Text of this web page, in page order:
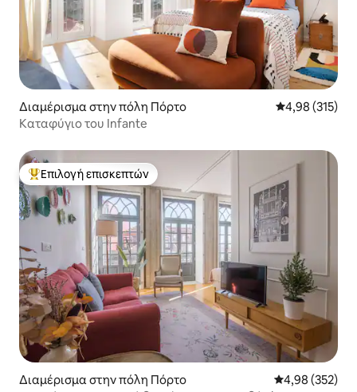
Διαμέρισμα στην πόλη Πόρτο Μέση
4,98 (315)
Καταφύγιο του Infante
Κορυφαία επιλογή επισκεπτών
Επιλογή επισκεπτών
Διαμέρισμα στην πόλη Πόρτο Μέση
4,98 (352)